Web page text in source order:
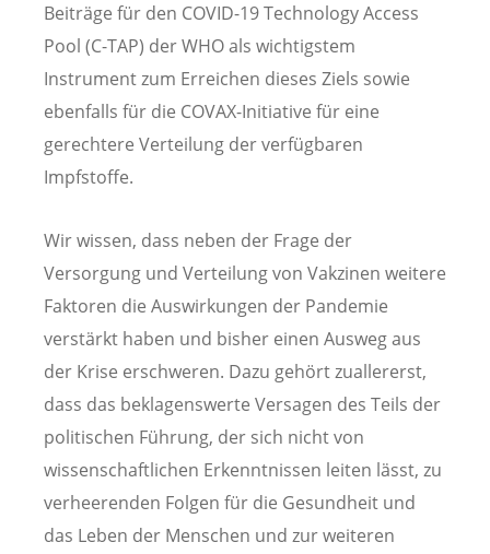
Beiträge für den COVID-19 Technology Access
Pool (C-TAP) der WHO als wichtigstem
Instrument zum Erreichen dieses Ziels sowie
ebenfalls für die COVAX-Initiative für eine
gerechtere Verteilung der verfügbaren
Impfstoffe.
Wir wissen, dass neben der Frage der
Versorgung und Verteilung von Vakzinen weitere
Faktoren die Auswirkungen der Pandemie
verstärkt haben und bisher einen Ausweg aus
der Krise erschweren. Dazu gehört zuallererst,
dass das beklagenswerte Versagen des Teils der
politischen Führung, der sich nicht von
wissenschaftlichen Erkenntnissen leiten lässt, zu
verheerenden Folgen für die Gesundheit und
das Leben der Menschen und zur weiteren